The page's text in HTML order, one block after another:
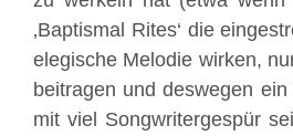
‚Baptismal Rites‘ die
elegische Melodie wirken,
beitragen und deswegen
mit viel Songwritergespür